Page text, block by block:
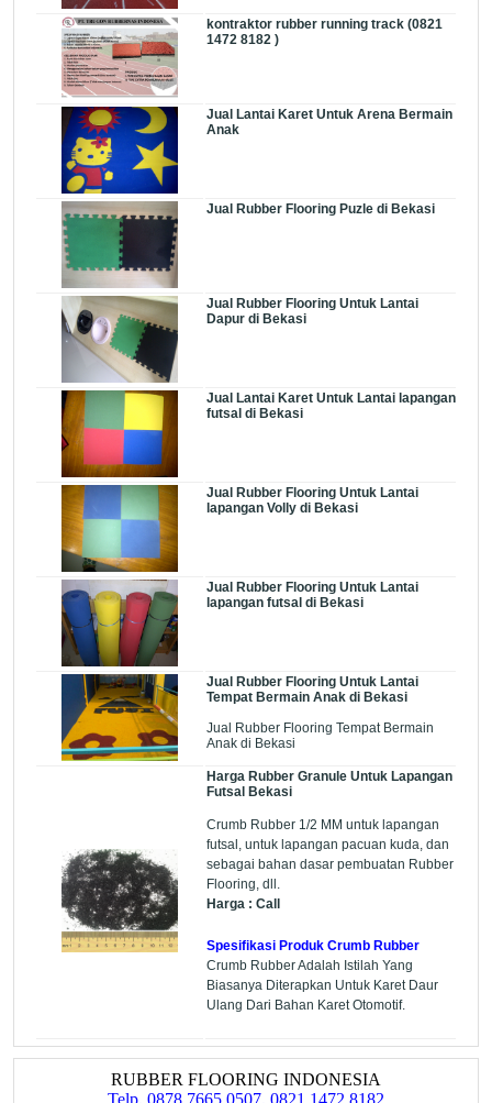
kontraktor rubber running track (0821
1472 8182 )
Jual Lantai Karet Untuk Arena Bermain
Anak
Jual Rubber Flooring Puzle di Bekasi
Jual Rubber Flooring Untuk Lantai
Dapur di Bekasi
Jual Lantai Karet Untuk Lantai lapangan
futsal di Bekasi
Jual Rubber Flooring Untuk Lantai
lapangan Volly di Bekasi
Jual Rubber Flooring Untuk Lantai
lapangan futsal di Bekasi
Jual Rubber Flooring Untuk Lantai
Tempat Bermain Anak di Bekasi
Jual Rubber Flooring Tempat Bermain
Anak di Bekasi
Harga Rubber Granule Untuk Lapangan
Futsal Bekasi
Crumb Rubber 1/2 MM untuk lapangan
futsal, untuk lapangan pacuan kuda, dan
sebagai bahan dasar pembuatan Rubber
Flooring, dll.
Harga : Call
Spesifikasi Produk Crumb Rubber
Crumb Rubber Adalah Istilah Yang
Biasanya Diterapkan Untuk Karet Daur
Ulang Dari Bahan Karet Otomotif.
RUBBER FLOORING INDONESIA